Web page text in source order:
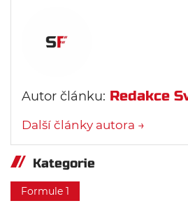
Autor článku: Redakce
Další články autora →
Kategorie
Formule 1